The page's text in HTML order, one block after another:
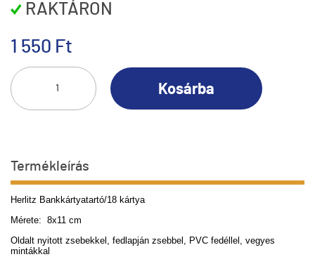
RAKTÁRON
1 550 Ft
Kosárba
Termékleírás
Herlitz Bankkártyatartó/18 kártya
Mérete: 8x11 cm
Oldalt nyitott zsebekkel, fedlapján zsebbel, PVC fedéllel, vegyes
mintákkal